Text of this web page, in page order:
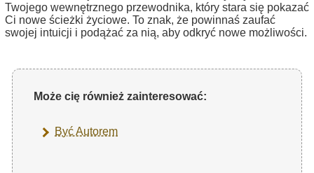
Twojego wewnętrznego przewodnika, który stara się pokazać
Ci nowe ścieżki życiowe. To znak, że powinnaś zaufać
swojej intuicji i podążać za nią, aby odkryć nowe możliwości.
Może cię również zainteresować:
Być Autorem